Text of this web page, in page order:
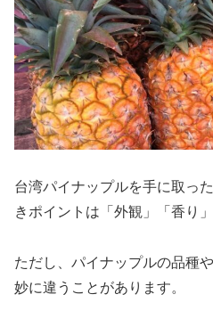
台湾パイナップルを手に取っ
きポイントは「外観」「香り
ただし、パイナップルの品種
妙に違うことがあります。